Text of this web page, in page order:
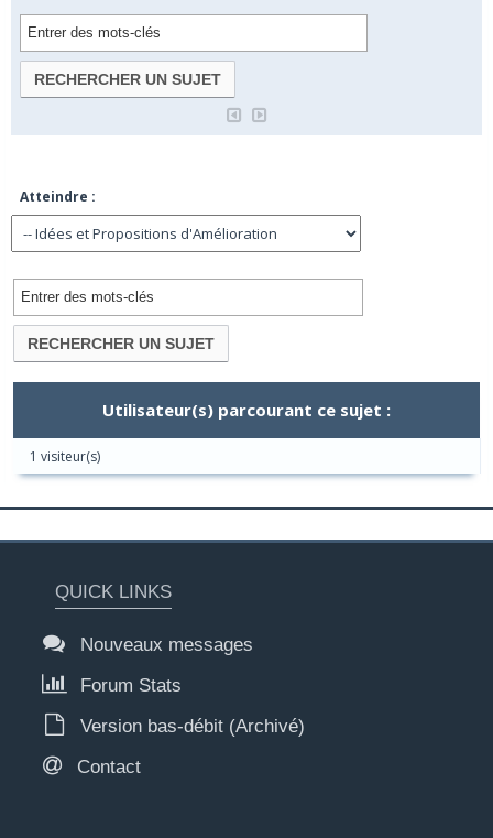
Atteindre :
Utilisateur(s) parcourant ce sujet :
1 visiteur(s)
QUICK LINKS
Nouveaux messages
Forum Stats
Version bas-débit (Archivé)
Contact